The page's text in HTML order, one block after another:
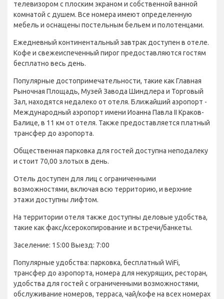
телевизором с плоским экраном и собственной ванной
комнатой с душем. Все номера имеют определенную
мебель и оснащены постельным бельем и полотенцами.
Ежедневный континентальный завтрак доступен в отеле.
Кофе и свежеиспеченный пирог предоставляются гостям
бесплатно весь день.
Популярные достопримечательности, такие как Главная
Рыночная Площадь, Музей Завода Шиндлера и Торговый
Зал, находятся недалеко от отеля. Ближайший аэропорт -
Международный аэропорт имени Иоанна Павла II Краков-
Балице, в 11 км от отеля. Также предоставляется платный
трансфер до аэропорта.
Общественная парковка для гостей доступна неподалеку
и стоит 70,00 злотых в день.
Отель доступен для лиц с ограниченными
возможностями, включая всю территорию, и верхние
этажи доступны лифтом.
На территории отеля также доступны деловые удобства,
такие как факс/ксерокопирование и встречи/банкеты.
Заселение: 15:00 Выезд: 7:00
Популярные удобства: парковка, бесплатный WiFi,
трансфер до аэропорта, номера для некурящих, ресторан,
удобства для гостей с ограниченными возможностями,
обслуживание номеров, терраса, чай/кофе на всех номерах